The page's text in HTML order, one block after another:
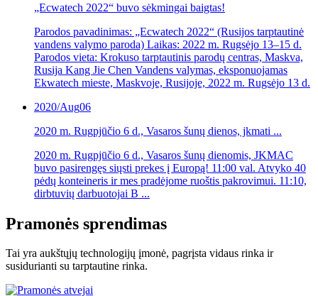
„Ecwatech 2022“ buvo sėkmingai baigtas!
Parodos pavadinimas: „Ecwatech 2022“ (Rusijos tarptautinė
vandens valymo paroda) Laikas: 2022 m. Rugsėjo 13–15 d.
Parodos vieta: Krokuso tarptautinis parodų centras, Maskva,
Rusija Kang Jie Chen Vandens valymas, eksponuojamas
Ekwatech mieste, Maskvoje, Rusijoje, 2022 m. Rugsėjo 13 d.
2020/Aug06
2020 m. Rugpjūčio 6 d., Vasaros šunų dienos, jkmati ...
2020 m. Rugpjūčio 6 d., Vasaros šunų dienomis, JKMAC
buvo pasirengęs siųsti prekes į Europą! 11:00 val. Atvyko 40
pėdų konteineris ir mes pradėjome ruoštis pakrovimui. 11:10,
dirbtuvių darbuotojai B ...
Pramonės sprendimas
Tai yra aukštųjų technologijų įmonė, pagrįsta vidaus rinka ir
susidurianti su tarptautine rinka.